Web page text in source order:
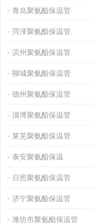
青岛聚氨酯保温管
菏泽聚氨酯保温管
滨州聚氨酯保温管
聊城聚氨酯保温管
德州聚氨酯保温管
淄博聚氨酯保温管
莱芜聚氨酯保温管
泰安聚氨酯保温
日照聚氨酯保温管
济宁聚氨酯保温管
潍坊市聚氨酯保温管